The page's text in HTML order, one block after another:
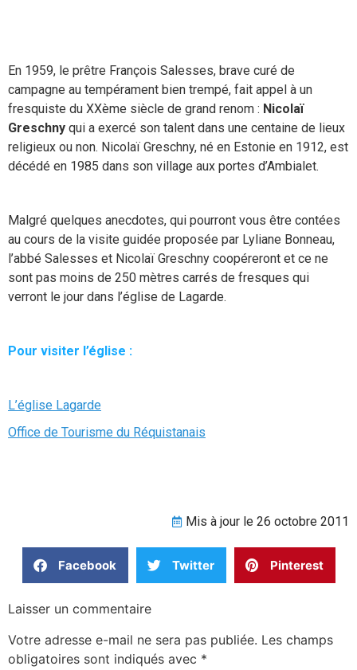
En 1959, le prêtre François Salesses, brave curé de
campagne au tempérament bien trempé, fait appel à un
fresquiste du XXème siècle de grand renom : Nicolaï
Greschny qui a exercé son talent dans une centaine de lieux
religieux ou non. Nicolaï Greschny, né en Estonie en 1912, est
décédé en 1985 dans son village aux portes d’Ambialet.
Malgré quelques anecdotes, qui pourront vous être contées
au cours de la visite guidée proposée par Lyliane Bonneau,
l’abbé Salesses et Nicolaï Greschny coopéreront et ce ne
sont pas moins de 250 mètres carrés de fresques qui
verront le jour dans l’église de Lagarde.
Pour visiter l’église :
L’église Lagarde
Office de Tourisme du Réquistanais
Mis à jour le 26 octobre 2011
Facebook Twitter Pinterest
Laisser un commentaire
Votre adresse e-mail ne sera pas publiée. Les champs
obligatoires sont indiqués avec *